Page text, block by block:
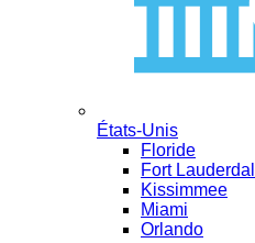
États-Unis
Floride
Fort
Kissimmee
Miami
Orlando